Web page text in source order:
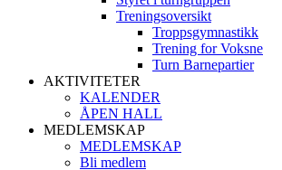
Treningsoversikt
Troppsgymnastikk
Trening for Voksne
Turn Barnepartier
AKTIVITETER
KALENDER
ÅPEN HALL
MEDLEMSKAP
MEDLEMSKAP
Bli medlem